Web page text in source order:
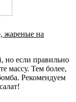
жареные на
но если правильно
массу. Тем более,
Рекомендуем